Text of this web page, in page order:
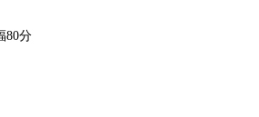
80分